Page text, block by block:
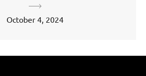
October 4, 2024